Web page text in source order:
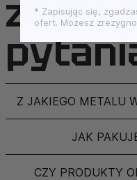
Z JAKIEGO METALU
JAK
CZY PRODUKTY
* Zapisując się,
ofert. Możesz